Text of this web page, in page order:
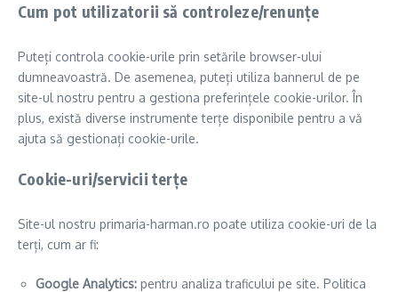
Cum pot utilizatorii să controleze/renunțe
Puteți controla cookie-urile prin setările browser-ului
dumneavoastră. De asemenea, puteți utiliza bannerul de pe
site-ul nostru pentru a gestiona preferințele cookie-urilor. În
plus, există diverse instrumente terțe disponibile pentru a vă
ajuta să gestionați cookie-urile.
Cookie-uri/servicii terțe
Site-ul nostru primaria-harman.ro poate utiliza cookie-uri de la
terți, cum ar fi:
Google Analytics: pentru analiza traficului pe site. Politica